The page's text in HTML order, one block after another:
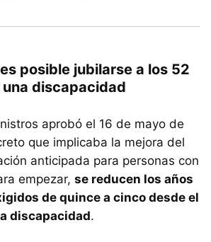
posible jubilarse a los 52
discapacidad
aprobó el 16 de mayo de
que implicaba la mejora del
anticipada para personas con
empezar, se reducen los años
de quince a cinco desde el
discapacidad.